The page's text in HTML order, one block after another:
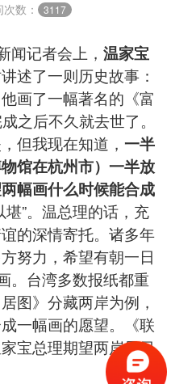
数： 3117
记者会上， 温家宝
述了一则历史故事：
画了一幅著名的《富
之后不久就去世了。
但我现在知道， 一半
馆在杭州市）一半放
幅画什么时候能合成
堪”。温总理的话，充
的深情寄托。诸多年
努力，希望有朝一日
。台湾多数报纸都重
图》分藏两岸为例，
一幅画的愿望。《联
宝总理期望两岸早日